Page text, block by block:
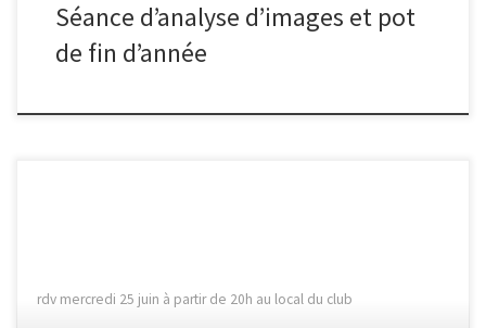
Séance d’analyse d’images et pot
de fin d’année
rdv mercredi 25 juin à partir de 20h au local du club